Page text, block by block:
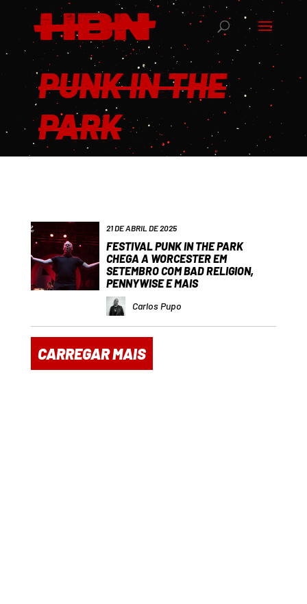
PUNK IN THE
PARK
21 DE ABRIL DE 2025
FESTIVAL PUNK IN THE PARK
CHEGA A WORCESTER EM
SETEMBRO COM BAD RELIGION,
PENNYWISE E MAIS
Carlos Pupo
CARREGAR MAIS